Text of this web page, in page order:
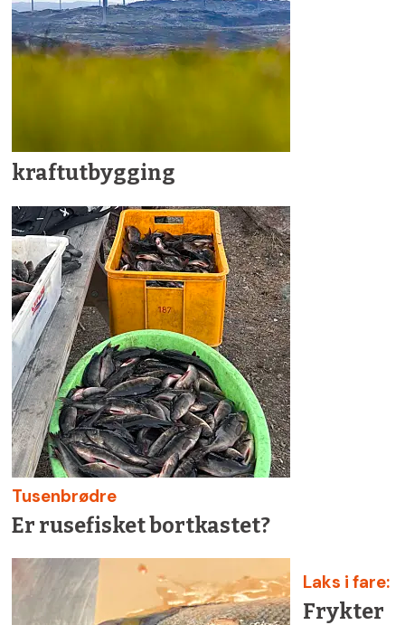
kraftutbygging
Tusenbrødre
Er rusefisket bortkastet?
Laks i fare:
Frykter